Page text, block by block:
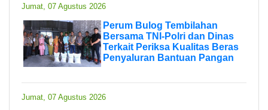
Jumat, 07 Agustus 2026
Perum Bulog Tembilahan
Bersama TNI-Polri dan Dinas
Terkait Periksa Kualitas Beras
Penyaluran Bantuan Pangan
Jumat, 07 Agustus 2026